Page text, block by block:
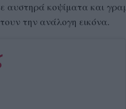
αυστηρά κοψίματα και
την ανάλογη εικόνα.